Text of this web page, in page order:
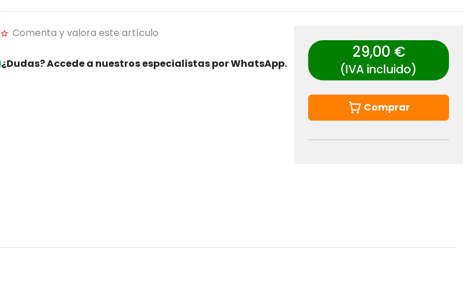
Comenta y valora este artículo
¿Dudas? Accede a nuestros especialistas por WhatsApp.
29,00 €
(IVA incluido)
Comprar